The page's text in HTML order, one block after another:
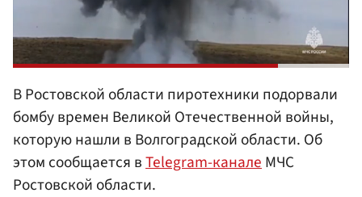
В Ростовской области пиротехники подорвали
бомбу времен Великой Отечественной войны,
которую нашли в Волгоградской области. Об
этом сообщается вTelegram-каналеМЧС
Ростовской области.